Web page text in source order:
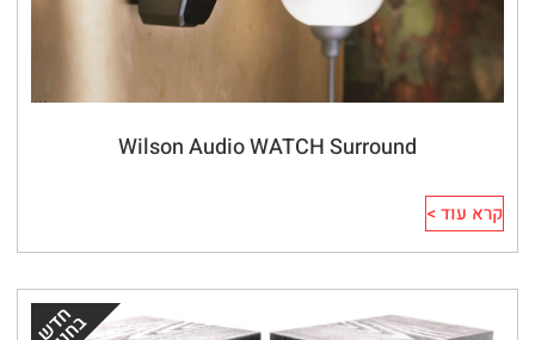
Wilson Audio WATCH Surround
קרא עוד >